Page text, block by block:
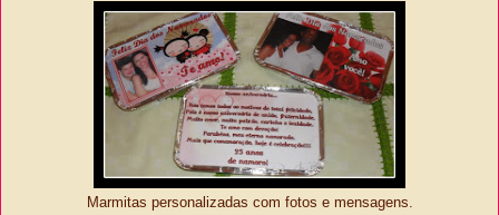
Marmitas personalizadas com fotos e mensagens.